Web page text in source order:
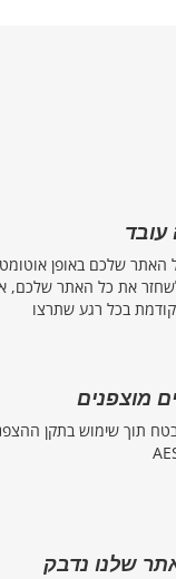
האתר שלכם באופן
לשחזר את כל האתר שלכם,
תוך שימוש בתקן